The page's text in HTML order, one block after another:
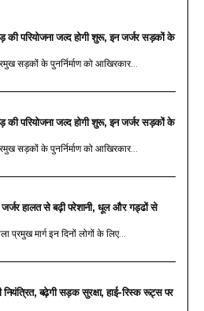
परियोजना जल्द होगी शुरू, इन जर्जर सड़कों के
सड़कों के पुनर्निर्माण को आखिरकार...
परियोजना जल्द होगी शुरू, इन जर्जर सड़कों के
सड़कों के पुनर्निर्माण को आखिरकार...
जर्जर हालत से बढ़ी परेशानी, धूल और गड्ढों से
प्रमुख मार्ग इन दिनों लोगों के लिए...
नियंत्रित, बढ़ेगी सड़क सुरक्षा, हाई-रिस्क रूट्स पर